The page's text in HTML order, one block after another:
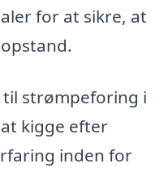
for at sikre, at
strømpeforing i
kigge efter
inden for